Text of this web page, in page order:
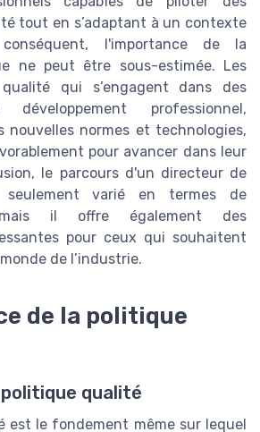
tout en s’adaptant à un contexte
l'importance de la
ne peut être sous-estimée. Les
qui s’engagent dans des
professionnel,
nouvelles normes et technologies,
pour avancer dans leur
le parcours d'un directeur de
varié en termes de
mais il offre également des
pour ceux qui souhaitent
de l’industrie.
de la politique
qualité
est le fondement même sur lequel